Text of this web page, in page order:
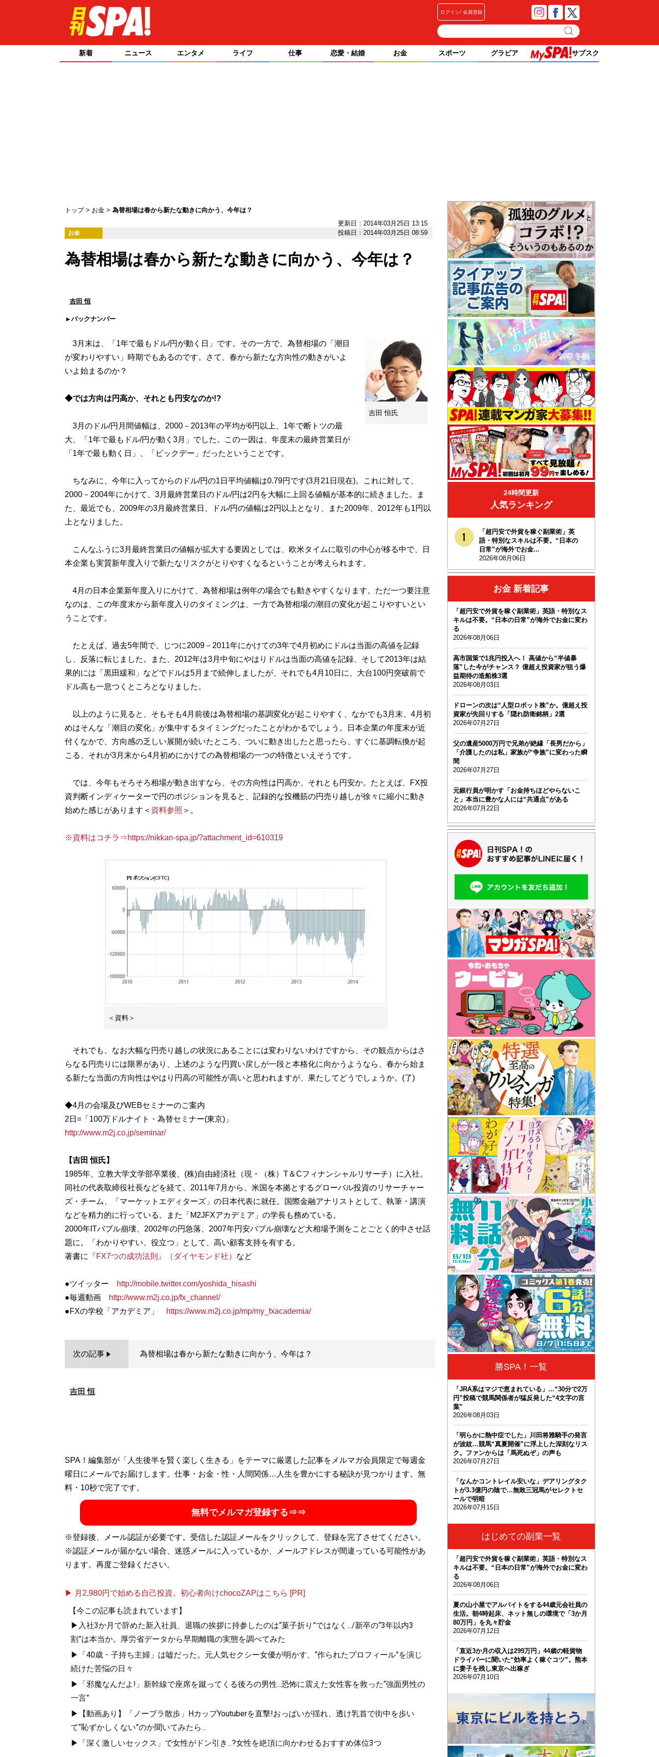
ログイン 会員登録
新着 ニュース エンタメ ライフ 仕事 恋愛・結婚 お金 スポーツ グラビア サブスク
トップ お金
為替相場は春から新たな動きに向かう、今年は？
更新日：2014年03月25日 13:15
お金 投稿日：2014年03月25日 08:59
為替相場は春から新たな動きに向かう、今年は？
吉田 恒
バックナンバー
吉田 恒氏
3月末は、「1年で最もドル/円が動く日」です。その一方で、為替相場の「潮目
が変わりやすい」時期でもあるのです。さて、春から新たな方向性の動きがいよ
いよ始まるのか？
◆では方向は円高か、それとも円安なのか!?
3月のドル/円月間値幅は、2000－2013年の平均が6円以上、1年で断トツの最
大、「1年で最もドル/円が動く3月」でした。この一因は、年度末の最終営業日が
「1年で最も動く日」、「ビックデー」だったということです。
ちなみに、今年に入ってからのドル/円の1日平均値幅は0.79円です(3月21日現在)。これに対して、
2000－2004年にかけて、3月最終営業日のドル/円は2円を大幅に上回る値幅が基本的に続きました。ま
た、最近でも、2009年の3月最終営業日、ドル/円の値幅は2円以上となり、また2009年、2012年も1円以
上となりました。
こんなふうに3月最終営業日の値幅が拡大する要因としては、欧米タイムに取引の中心が移る中で、日
本企業も実質新年度入りで新たなリスクがとりやすくなるということが考えられます。
4月の日本企業新年度入りにかけて、為替相場は例年の場合でも動きやすくなります。ただ一つ要注意
なのは、この年度末から新年度入りのタイミングは、一方で為替相場の潮目の変化が起こりやすいとい
うことです。
たとえば、過去5年間で、じつに2009－2011年にかけての3年で4月初めにドルは当面の高値を記録
し、反落に転じました。また、2012年は3月中旬にやはりドルは当面の高値を記録、そして2013年は結
果的には「黒田緩和」などでドルは5月まで続伸しましたが、それでも4月10日に、大台100円突破前で
ドル高も一息つくところとなりました。
以上のように見ると、そもそも4月前後は為替相場の基調変化が起こりやすく、なかでも3月末、4月初
めはそんな「潮目の変化」が集中するタイミングだったことがわかるでしょう。日本企業の年度末が近
付くなかで、方向感の乏しい展開が続いたところ、ついに動き出したと思ったら、すぐに基調転換が起
こる、それが3月末から4月初めにかけての為替相場の一つの特徴といえそうです。
では、今年もそろそろ相場が動き出すなら、その方向性は円高か、それとも円安か。たとえば、FX投
資判断インディケーターで円のポジションを見ると、記録的な投機筋の円売り越しが徐々に縮小に動き
始めた感じがあります＜ 資料参照 ＞。
※資料はコチラ⇒https://nikkan-spa.jp/?attachment_id=610319
＜資料＞
それでも、なお大幅な円売り越しの状況にあることには変わりないわけですから、その観点からはさ
らなる円売りには限界があり、上述のような円買い戻しが一段と本格化に向かうようなら、春から始ま
る新たな当面の方向性はやはり円高の可能性が高いと思われますが、果たしてどうでしょうか。(了)
◆4月の会場及びWEBセミナーのご案内
http://www.m2j.co.jp/seminar/
【吉田 恒氏】
1985年、立教大学文学部卒業後、(株)自由経済社（現・（株）T＆Cフィナンシャルリサーチ）に入社。
同社の代表取締役社長などを経て、2011年7月から、米国を本拠とするグローバル投資のリサーチャー
ズ・チーム、「マーケットエディターズ」の日本代表に就任。国際金融アナリストとして、執筆・講演
などを精力的に行っている。また「M2JFXアカデミア」の学長も務めている。
2000年ITバブル崩壊、2002年の円急落、2007年円安バブル崩壊など大相場予測をことごとく的中させ話
題に。「わかりやすい、役立つ」として、高い顧客支持を有する。
著書に 『FX7つの成功法則』（ダイヤモンド社） など
●ツイッター
http://mobile.twitter.com/yoshida_hisashi
●毎週動画
http://www.m2j.co.jp/fx_channel/
●FXの学校「アカデミア」
https://www.m2j.co.jp/mp/my_fxacademia/
次の記事 為替相場は春から新たな動きに向かう、今年は？
吉田 恒
SPA！編集部が「人生後半を賢く楽しく生きる」をテーマに厳選した記事をメルマガ会員限定で毎週金
曜日にメールでお届けします。仕事・お金・性・人間関係…人生を豊かにする秘訣が見つかります。無
料・10秒で完了です。
無料でメルマガ登録する⇒⇒
※登録後、メール認証が必要です。受信した認証メールをクリックして、登録を完了させてください。
※認証メールが届かない場合、迷惑メールに入っているか、メールアドレスが間違っている可能性があ
ります。再度ご登録ください。
▶ 月2,980円で始める自己投資。初心者向けchocoZAPはこちら [PR]
【今この記事も読まれています】
▶入社3か月で辞めた新入社員、退職の挨拶に持参したのは“菓子折り”ではなく.../新卒の“3年以内3
割”は本当か。厚労省データから早期離職の実態を調べてみた
▶「40歳・子持ち主婦」は嘘だった。元人気セクシー女優が明かす、“作られたプロフィール”を演じ
続けた苦悩の日々
▶「邪魔なんだよ!」新幹線で座席を蹴ってくる後ろの男性...恐怖に震えた女性客を救った“強面男性の
一言”
▶【動画あり】「ノーブラ散歩」HカップYoutuberを直撃!おっぱいが揺れ、透け乳首で街中を歩い
て“恥ずかしくない”のか聞いてみたら...
▶「深く激しいセックス」で女性がドン引き...?女性を絶頂に向かわせるおすすめ体位3つ
24時間更新
人気ランキング
「超円安で外貨を稼ぐ副業術」英
語・特別なスキルは不要。“日本の
日常”が海外でお金...
2026年08月06日
お金 新着記事
「超円安で外貨を稼ぐ副業術」英語・特別なス
キルは不要。“日本の日常”が海外でお金に変わ
る
2026年08月06日
高市国策で1兆円投入へ！ 高値から“半値暴
落”した今がチャンス？ 億超え投資家が狙う爆
益期待の造船株3選
2026年08月03日
ドローンの次は“人型ロボット株”か。億超え投
資家が先回りする「隠れ防衛銘柄」2選
2026年07月27日
父の遺産5000万円で兄弟が絶縁「長男だから」
「介護したのは私」家族が“争族”に変わった瞬
間
2026年07月27日
元銀行員が明かす「お金持ちほどやらないこ
と」本当に豊かな人には“共通点”がある
2026年07月22日
勝SPA！一覧
「JRA系はマジで恵まれている」…“30分で2万
円”投稿で競馬関係者が猛反発した“4文字の言
葉”
2026年08月03日
「明らかに熱中症でした」川田将雅騎手の発言
が波紋…競馬“真夏開催”に浮上した深刻なリス
ク。ファンからは「馬死ぬぞ」の声も
2026年07月27日
「なんかコントレイル安いな」デアリングタク
トが3.3億円の陰で…無敗三冠馬がセレクトセ
ールで明暗
2026年07月15日
はじめての副業一覧
「超円安で外貨を稼ぐ副業術」英語・特別なス
キルは不要。“日本の日常”が海外でお金に変わ
る
2026年08月06日
夏の山小屋でアルバイトをする44歳元会社員の
生活。朝4時起床、ネット無しの環境で「3か月
80万円」を丸々貯金
2026年07月12日
「直近3か月の収入は299万円」44歳の軽貨物
ドライバーに聞いた“効率よく稼ぐコツ”。熊本
に妻子を残し東京へ出稼ぎ
2026年07月10日